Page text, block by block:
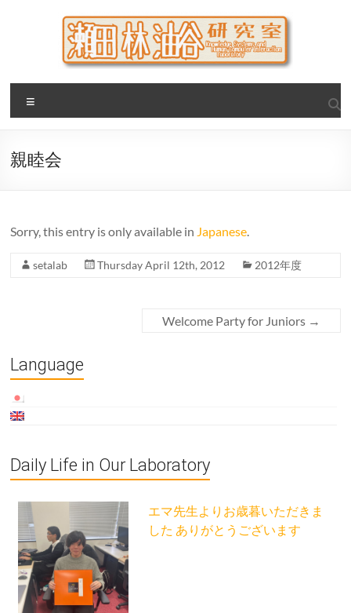
瀬田・林・油谷研究室
大阪公立大学 大学院 情報学研究科 学際情報学専攻 / 大阪府
立大学 理学部 情報数理科学科(大学院 理学系研究科 情報数理
親睦会
Sorry, this entry is only available in Japanese.
setalab Thursday April 12th, 2012 2012年度
Welcome Party for Juniors →
Language
Daily Life in Our Laboratory
エマ先生よりお歳暮いただきま
した ありがとうございます